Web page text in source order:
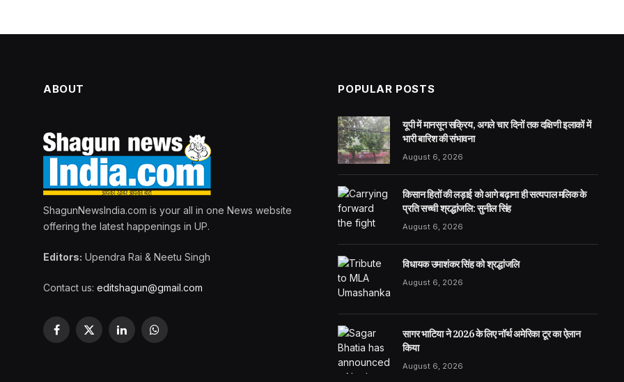
ABOUT
ShagunNewsIndia.com is your all in one News website
offering the latest happenings in UP.
Editors: Upendra Rai & Neetu Singh
Contact us: editshagun@gmail.com
Facebook
X
LinkedInWhatsApp
POPULAR POSTS
यूपी में मानसून सक्रिय, अगले चार दिनों तक दक्षिणी इलाकों में
भारी बारिश की संभावना
August 6, 2026
किसान हितों की लड़ाई को आगे बढ़ाना ही सत्यपाल मलिक के
प्रति सच्ची श्रद्धांजलि: सुनील सिंह
August 6, 2026
विधायक उमाशंकर सिंह को श्रद्धांजलि
August 6, 2026
सागर भाटिया ने 2026 के लिए नॉर्थ अमेरिका टूर का ऐलान
किया
August 6, 2026